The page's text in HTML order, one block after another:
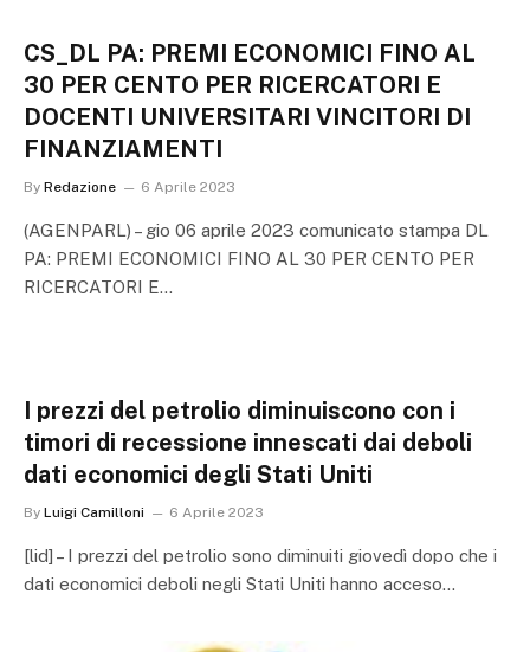
CS_DL PA: PREMI ECONOMICI FINO AL
30 PER CENTO PER RICERCATORI E
DOCENTI UNIVERSITARI VINCITORI DI
FINANZIAMENTI
By Redazione 6 Aprile 2023
(AGENPARL) – gio 06 aprile 2023 comunicato stampa DL
PA: PREMI ECONOMICI FINO AL 30 PER CENTO PER
RICERCATORI E…
I prezzi del petrolio diminuiscono con i
timori di recessione innescati dai deboli
dati economici degli Stati Uniti
By Luigi Camilloni 6 Aprile 2023
[lid] – I prezzi del petrolio sono diminuiti giovedì dopo che i
dati economici deboli negli Stati Uniti hanno acceso…